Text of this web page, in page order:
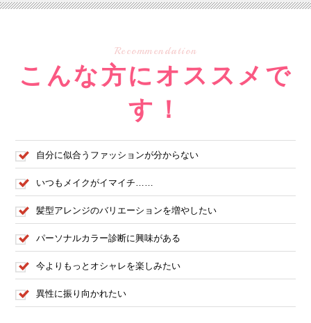
Recommendation
こんな方にオススメで
す！
自分に似合うファッションが分からない
いつもメイクがイマイチ……
髪型アレンジのバリエーションを増やしたい
パーソナルカラー診断に興味がある
今よりもっとオシャレを楽しみたい
異性に振り向かれたい